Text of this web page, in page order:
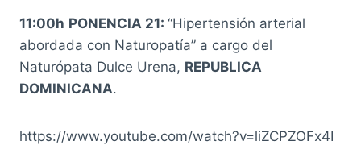
11:00h PONENCIA 21: “Hipertensión arterial
abordada con Naturopatía” a cargo del
Naturópata Dulce Urena, REPUBLICA
DOMINICANA.
https://www.youtube.com/watch?v=liZCPZOFx4I